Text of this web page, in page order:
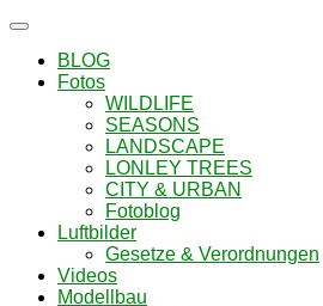
Navigation
umschalten
BLOG
Fotos
WILDLIFE
SEASONS
LANDSCAPE
LONLEY TREES
CITY & URBAN
Fotoblog
Luftbilder
Gesetze & Verordnungen
Videos
Modellbau